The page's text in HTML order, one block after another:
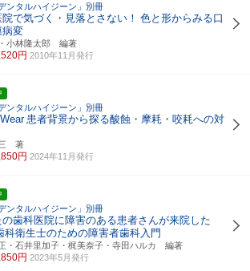
ンタルハイジーン」別冊
で気づく・見落とさない！ 色と形からみる口
病変
小林隆太郎 編著
円 2010年11月発行
ンタルハイジーン」別冊
患者背景から探る酸蝕・摩耗・咬耗への対
著
円 2024年11月発行
ンタルハイジーン」別冊
の歯科医院に障害のある患者さんが来院した
科衛生士のための障害者歯科入門
・石井里加子・梶美奈子・寺田ハルカ 編著
円 2023年5月発行